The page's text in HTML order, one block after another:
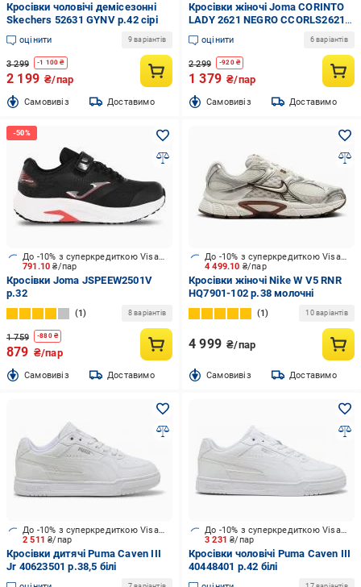
Кросівки чоловічі демісезонні
Skechers 52631 GYNV р.42 сірі
оцінити 9 варіантів
3 299 -1 100 ₴
2 199 ₴/пар
Cамовивіз Доставимо
Кросівки жіночі Joma CORINTO
LADY 2621 NEGRO CCORLS2621
р.38 чорні
оцінити 6 варіантів
2 299 -920₴
1 379 ₴/пар
Cамовивіз Доставимо
791.10₴/пар
До -10% з суперкредиткою Visa Вигода
Кросівки Joma JSPEEW2501V
р.32
1 8 варіантів
1 759 -880₴
879 ₴/пар
Cамовивіз Доставимо
4 499.10 ₴/пар
До -10% з суперкредиткою Visa Вигода
Кросівки жіночі Nike W V5 RNR
HQ7901-102 р.38 молочні
1 10 варіантів
4 999 ₴/пар
Cамовивіз Доставимо
2 511₴/пар
До -10% з суперкредиткою Visa Вигода
Кросівки дитячі Puma Caven III
Jr 40623501 р.38,5 білі
3 231₴/пар
До -10% з суперкредиткою Visa Вигода
Кросівки чоловічі Puma Caven III
40448401 р.42 білі